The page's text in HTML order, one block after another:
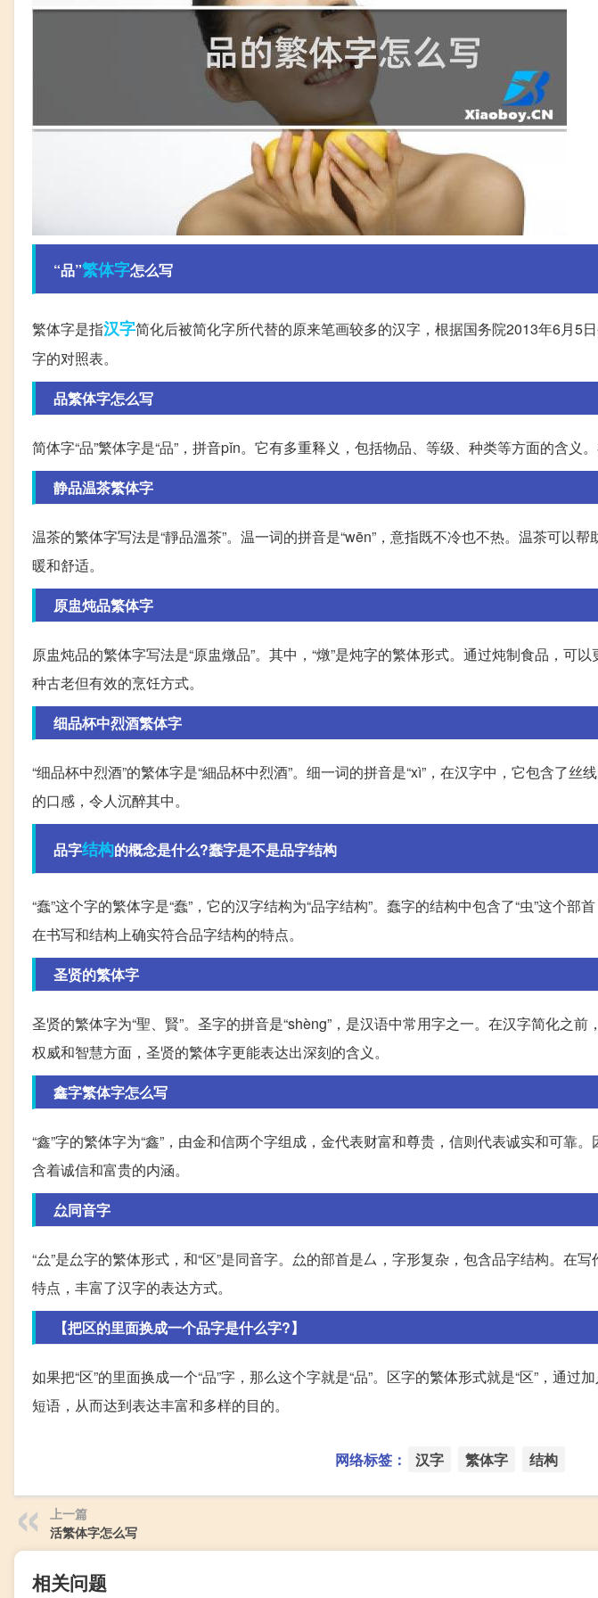
“品”繁体字怎么写
繁体字是指汉字简化后被简化字所代替的原来笔画较多的汉字，根据国务院2013年6月5
字的对照表。
品繁体字怎么写
简体字“品”繁体字是“品”，拼音pǐn。它有多重释义，包括物品、等级、种类等方面的含义
静品温茶繁体字
温茶的繁体字写法是“靜品溫茶”。温一词的拼音是“wēn”，意指既不冷也不热。温茶可以
暖和舒适。
原盅炖品繁体字
原盅炖品的繁体字写法是“原盅燉品”。其中，“燉”是炖字的繁体形式。通过炖制食品，可
种古老但有效的烹饪方式。
细品杯中烈酒繁体字
“细品杯中烈酒”的繁体字是“細品杯中烈酒”。细一词的拼音是“xì”，在汉字中，它包含了
的口感，令人沉醉其中。
品字结构的概念是什么?蠢字是不是品字结构
“蠢”这个字的繁体字是“蠢”，它的汉字结构为“品字结构”。蠢字的结构中包含了“虫”这个
在书写和结构上确实符合品字结构的特点。
圣贤的繁体字
圣贤的繁体字为“聖、賢”。圣字的拼音是“shèng”，是汉语中常用字之一。在汉字简化之前
权威和智慧方面，圣贤的繁体字更能表达出深刻的含义。
鑫字繁体字怎么写
“鑫”字的繁体字为“鑫”，由金和信两个字组成，金代表财富和尊贵，信则代表诚实和可靠
含着诚信和富贵的内涵。
厽同音字
“厽”是厽字的繁体形式，和“区”是同音字。厽的部首是厶，字形复杂，包含品字结构。在
特点，丰富了汉字的表达方式。
【把区的里面换成一个品字是什么字?】
如果把“区”的里面换成一个“品”字，那么这个字就是“品”。区字的繁体形式就是“区”，通过
短语，从而达到表达丰富和多样的目的。
网络标签： 汉字 繁体字 结构
上一篇
活繁体字怎么写
相关问题